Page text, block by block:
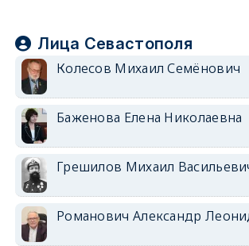
Лица Севастополя
Колесов Михаил Семёнович
Баженова Елена Николаевна
Грешилов Михаил
Романович Александр